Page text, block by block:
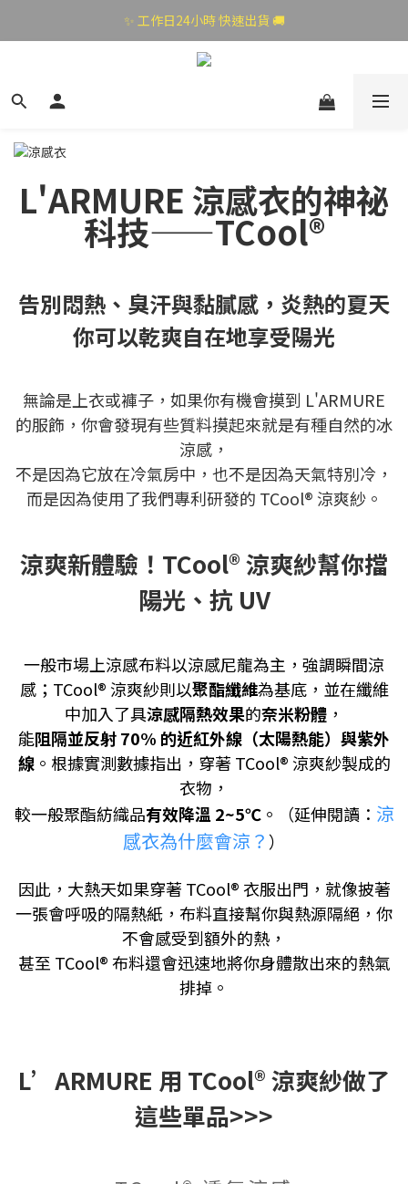
✨ 工作日24小時 快速出貨 🚚
L'ARMURE 涼感衣的神祕
科技——TCool®
告別悶熱、臭汗與黏膩感，炎熱的夏天
你可以乾爽自在地享受陽光
無論是上衣或褲子，如果你有機會摸到 L'ARMURE
的服飾，你會發現有些質料摸起來就是有種自然的冰
涼感，
不是因為它放在冷氣房中，也不是因為天氣特別冷，
而是因為使用了我們專利研發的 TCool® 涼爽紗。
涼爽新體驗！TCool® 涼爽紗幫你擋
陽光、抗 UV
一般市場上涼感布料以涼感尼龍為主，強調瞬間涼
感； TCool® 涼爽紗則以聚酯纖維為基底，並在纖維
中加入了具涼感隔熱效果的奈米粉體 ，
能阻隔並反射 70% 的近紅外線（太陽熱能）與紫外
線。根據實測數據指出，穿著 TCool® 涼爽紗製成的
衣物，
較一般聚酯紡織品有效降溫 2~5℃。 （延伸閱讀： 涼
感衣為什麼會涼？）
因此，大熱天如果穿著 TCool® 衣服出門，就像披著
一張會呼吸的隔熱紙，布料直接幫你與熱源隔絕，你
不會感受到額外的熱，
甚至 TCool® 布料還會迅速地將你身體散出來的熱氣
排掉。
L’ARMURE 用 TCool® 涼爽紗做了
這些單品>>>